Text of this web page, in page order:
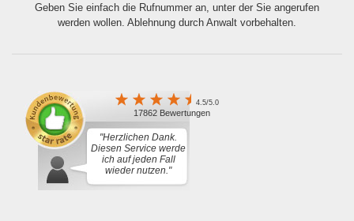
Geben Sie einfach die Rufnummer an, unter der Sie angerufen
werden wollen. Ablehnung durch Anwalt vorbehalten.
4.5/5.0
17862 Bewertungen
"Herzlichen Dank.
Diesen Service werde
ich auf jeden Fall
wieder nutzen."